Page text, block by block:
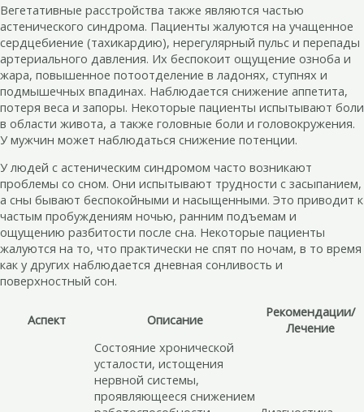
Вегетативные расстройства также являются частью
астенического синдрома. Пациенты жалуются на учащенное
сердцебиение (тахикардию), нерегулярный пульс и перепады
артериального давления. Их беспокоит ощущение озноба и
жара, повышенное потоотделение в ладонях, ступнях и
подмышечных впадинах. Наблюдается снижение аппетита,
потеря веса и запоры. Некоторые пациенты испытывают боли
в области живота, а также головные боли и головокружения.
У мужчин может наблюдаться снижение потенции.
У людей с астеническим синдромом часто возникают
проблемы со сном. Они испытывают трудности с засыпанием,
а сны бывают беспокойными и насыщенными. Это приводит к
частым пробуждениям ночью, ранним подъемам и
ощущению разбитости после сна. Некоторые пациенты
жалуются на то, что практически не спят по ночам, в то время
как у других наблюдается дневная сонливость и
поверхностный сон.
Аспект Описание
Рекомендации/
Лечение
Состояние хронической
усталости, истощения
нервной системы,
проявляющееся снижением